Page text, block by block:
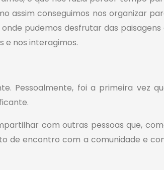
assim conseguimos nos organizar
pudemos desfrutar das paisagens
e nos interagimos.
Pessoalmente, foi a primeira vez
com outras pessoas que,
de encontro com a comunidade e